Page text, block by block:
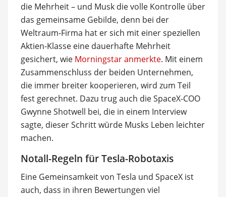
die Mehrheit – und Musk die volle Kontrolle über
das gemeinsame Gebilde, denn bei der
Weltraum-Firma hat er sich mit einer speziellen
Aktien-Klasse eine dauerhafte Mehrheit
gesichert, wie Morningstar anmerkte. Mit einem
Zusammenschluss der beiden Unternehmen,
die immer breiter kooperieren, wird zum Teil
fest gerechnet. Dazu trug auch die SpaceX-COO
Gwynne Shotwell bei, die in einem Interview
sagte, dieser Schritt würde Musks Leben leichter
machen.
Notall-Regeln für Tesla-Robotaxis
Eine Gemeinsamkeit von Tesla und SpaceX ist
auch, dass in ihren Bewertungen viel